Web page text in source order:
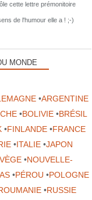
cette lettre prémonitoire
de l'humour elle a ! ;-)
MONDE
•ARGENTINE
•BOLIVIE•BRÉSIL
•FINLANDE •FRANCE
•ITALIE•JAPON
•NOUVELLE-
•PÉROU •POLOGNE
•RUSSIE